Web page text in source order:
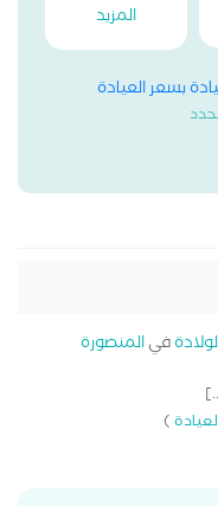
المزيد
بسعر العيادة
فيالمنصورة
)